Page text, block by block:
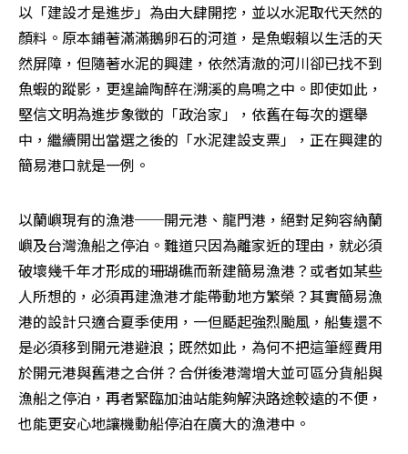
以「建設才是進步」為由大肆開挖，並以水泥取代天然的
顏料。原本鋪著滿滿鵝卵石的河道，是魚蝦賴以生活的天
然屏障，但隨著水泥的興建，依然清澈的河川卻已找不到
魚蝦的蹤影，更遑論陶醉在溯溪的鳥鳴之中。即使如此，
堅信文明為進步象徵的「政治家」，依舊在每次的選舉
中，繼續開出當選之後的「水泥建設支票」，正在興建的
簡易港口就是一例。
以蘭嶼現有的漁港──開元港、龍門港，絕對足夠容納蘭
嶼及台灣漁船之停泊。難道只因為離家近的理由，就必須
破壞幾千年才形成的珊瑚礁而新建簡易漁港？或者如某些
人所想的，必須再建漁港才能帶動地方繁榮？其實簡易漁
港的設計只適合夏季使用，一但颳起強烈颱風，船隻還不
是必須移到開元港避浪；既然如此，為何不把這筆經費用
於開元港與舊港之合併？合併後港灣增大並可區分貨船與
漁船之停泊，再者緊臨加油站能夠解決路途較遠的不便，
也能更安心地讓機動船停泊在廣大的漁港中。